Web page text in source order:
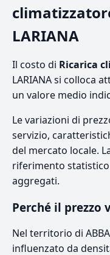
LARIANA
Il costo di Ricarica
LARIANA si colloca
un valore medio
Le variazioni di
servizio,
del mercato locale.
riferimento
aggregati.
Perché il prezzo
Nel territorio di
influenzato da